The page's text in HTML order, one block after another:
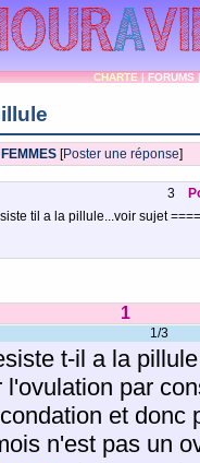
CHARTE|FORUMS
[Poster une réponse]
3
til a la pillule...voir sujet
1
1/3
t-il a la
l'ovulation par
et donc
n'est pas un